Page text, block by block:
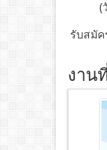
(
รับสมัค
งาน